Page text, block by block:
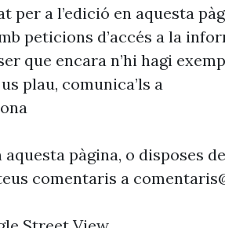
per a l’edició en aquesta
peticions d’accés a la
que encara n’hi hagi
plau, comunica’ls a
pàgina, o disposes
comentaris a